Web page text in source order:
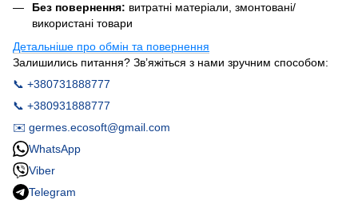
Без повернення: витратні матеріали, змонтовані/
використані товари
Детальніше про обмін та повернення
Залишились питання? Зв’яжіться з нами зручним способом:
📞 +380731888777
📞 +380931888777
✉️ germes.ecosoft@gmail.com
WhatsApp
Viber
Telegram